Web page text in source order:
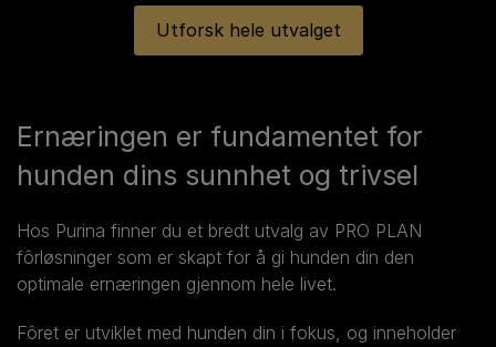
Utforsk hele utvalget
Ernæringen er fundamentet for
hunden dins sunnhet og trivsel
Hos Purina finner du et bredt utvalg av PRO PLAN
fôrløsninger som er skapt for å gi hunden din den
optimale ernæringen gjennom hele livet.
Fôret er utviklet med hunden din i fokus, og inneholder